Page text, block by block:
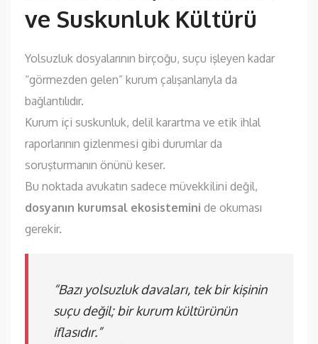
ve Suskunluk Kültürü
Yolsuzluk dosyalarının birçoğu, suçu işleyen kadar
“görmezden gelen” kurum çalışanlarıyla da
bağlantılıdır.
Kurum içi suskunluk, delil karartma ve etik ihlal
raporlarının gizlenmesi gibi durumlar da
soruşturmanın önünü keser.
Bu noktada avukatın sadece müvekkilini değil,
dosyanın kurumsal ekosistemini de okuması
gerekir.
“Bazı yolsuzluk davaları, tek bir kişinin
suçu değil; bir kurum kültürünün
iflasıdır.”